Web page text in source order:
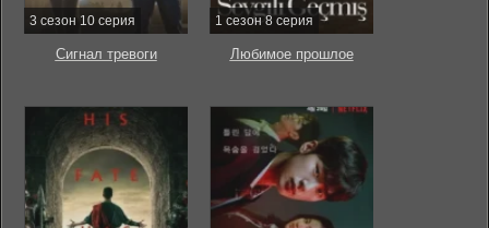
3 сезон 10 серия
Сигнал тревоги
1 сезон 8 серия
Любимое прошлое